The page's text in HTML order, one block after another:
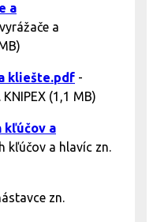
a
a
kliešte.pdf -
(1,1 MB)
kľúčov a
kľúčov a hlavíc zn.
zn.